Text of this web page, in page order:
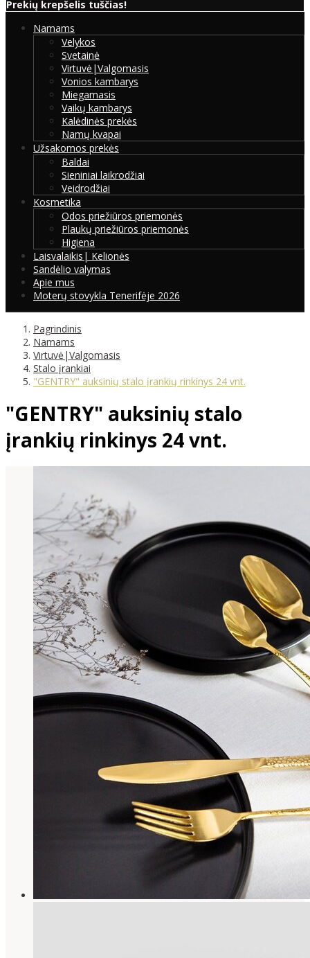
Prekių krepšelis tuščias!
Namams
Velykos
Svetainė
Virtuvė|Valgomasis
Vonios kambarys
Miegamasis
Vaikų kambarys
Kalėdinės prekės
Namų kvapai
Užsakomos prekės
Baldai
Sieniniai laikrodžiai
Veidrodžiai
Kosmetika
Odos priežiūros priemonės
Plaukų priežiūros priemonės
Higiena
Laisvalaikis| Kelionės
Sandėlio valymas
Apie mus
Moterų stovykla Tenerifėje 2026
Pagrindinis
Namams
Virtuvė|Valgomasis
Stalo įrankiai
"GENTRY" auksinių stalo įrankių rinkinys 24 vnt.
"GENTRY" auksinių stalo
įrankių rinkinys 24 vnt.